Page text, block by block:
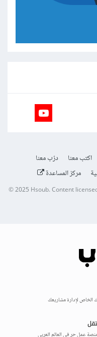
اكتب معنا
درّب معنا
مركز المساعدة
© 2025Hsoub.Content